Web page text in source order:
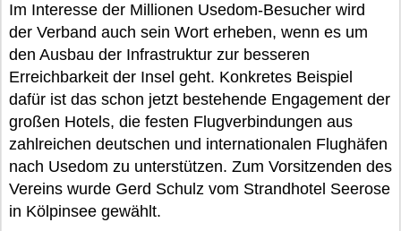
Im Interesse der Millionen Usedom-Besucher wird
der Verband auch sein Wort erheben, wenn es um
den Ausbau der Infrastruktur zur besseren
Erreichbarkeit der Insel geht. Konkretes Beispiel
dafür ist das schon jetzt bestehende Engagement der
großen Hotels, die festen Flugverbindungen aus
zahlreichen deutschen und internationalen Flughäfen
nach Usedom zu unterstützen. Zum Vorsitzenden des
Vereins wurde Gerd Schulz vom Strandhotel Seerose
in Kölpinsee gewählt.